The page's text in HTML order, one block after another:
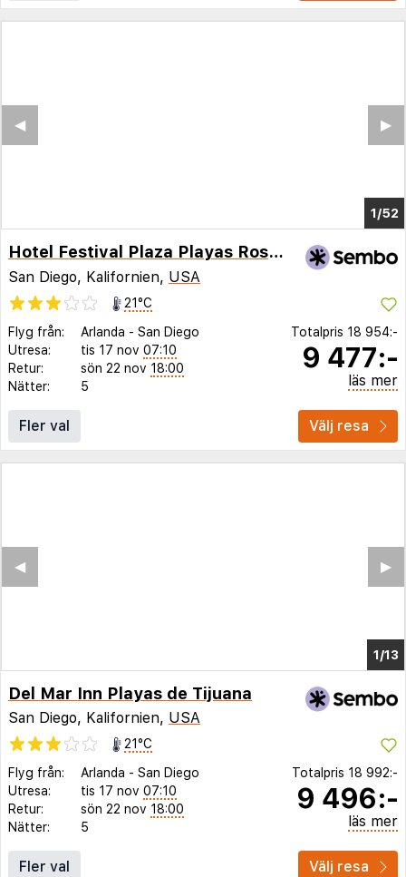
1/48
▶︎
◀︎
Hotel Festival Plaza Playas Rosarito
San Diego, Kalifornien, USA
21°C
Flyg från:
Arlanda - San Diego
Utresa:
tis 17 nov 07:10
Retur:
sön 22 nov 18:00
Nätter:
5
Totalpris 18 954:-
9 477:-
läs mer
Fler val Välj resa
1/9
▶︎
◀︎
Del Mar Inn Playas de Tijuana
San Diego, Kalifornien, USA
21°C
Flyg från:
Arlanda - San Diego
Utresa:
tis 17 nov 07:10
Retur:
sön 22 nov 18:00
Nätter:
5
Totalpris 18 992:-
9 496:-
läs mer
Fler val Välj resa